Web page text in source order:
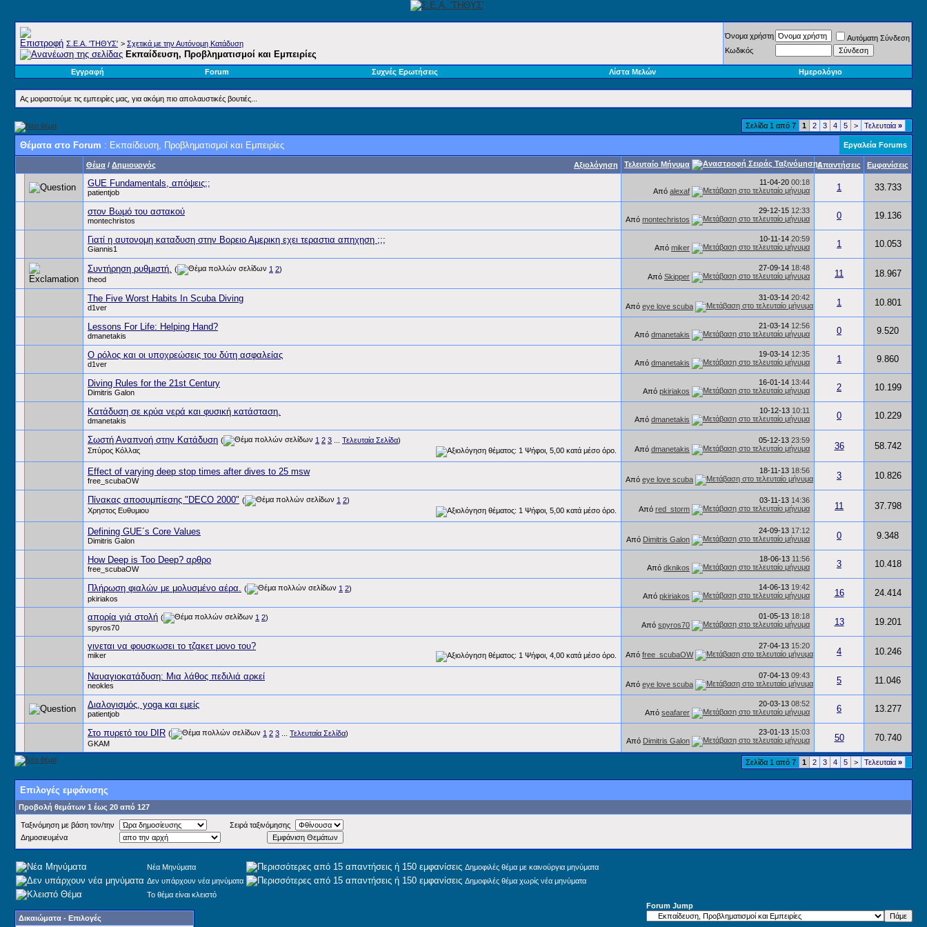
Σ.E.A. 'ΤΗΘΥΣ' > Σχετικά με την Αυτόνομη Κατάδυση
Εκπαίδευση, Προβληματισμοί και Εμπειρίες
Όνομα χρήστη
Αυτόματη Σύνδεση
Κωδικός
Εγγραφή Forum Συχνές Ερωτήσεις Λίστα Μελών Ημερολόγιο
Ας μοιραστούμε τις εμπειρίες μας, για ακόμη πιο απολαυστικές βουτιές...
Σελίδα 1 από 7 1 2 3 4 5 > Τελευταία »
Θέματα στο Forum : Εκπαίδευση, Προβληματισμοί και Εμπειρίες Εργαλεία Forums
Αξιολόγηση
Θέμα / Δημιουργός Τελευταίο Μήνυμα Απαντήσεις Εμφανίσεις
GUE Fundamentals, απόψεις;;
patientjob
11-04-20 00:18
Από alexaf 1 33.733
στον Βωμό του αστακού
montechristos
29-12-15 12:33
Από montechristos 0 19.136
Γιατί η αυτονομη καταδυση στην Βορειο Αμερικη εχει τεραστια απηχηση ;;;
Giannis1
10-11-14 20:59
Από miker 1 10.053
Συντήρηση ρυθμιστή. ( 1 2)
theod
27-09-14 18:48
Από Skipper 11 18.967
The Five Worst Habits In Scuba Diving
d1ver
31-03-14 20:42
Από eye love scuba 1 10.801
Lessons For Life: Helping Hand?
dmanetakis
21-03-14 12:56
Από dmanetakis 0 9.520
Ο ρόλος και οι υποχρεώσεις του δύτη ασφαλείας
d1ver
19-03-14 12:35
Από dmanetakis 1 9.860
Diving Rules for the 21st Century
Dimitris Galon
16-01-14 13:44
Από pkiriakos 2 10.199
Kατάδυση σε κρύα νερά και φυσική κατάσταση.
dmanetakis
10-12-13 10:11
Από dmanetakis 0 10.229
Σωστή Αναπνοή στην Κατάδυση ( 1 2 3 Τελευταία Σελίδα)
Σπύρος Κόλλας
05-12-13 23:59
Από dmanetakis 36 58.742
Effect of varying deep stop times after dives to 25 msw
free_scubaOW
18-11-13 18:56
Από eye love scuba 3 10.826
Πίνακας αποσυμπίεσης "DECO 2000" ( 1 2)
Χρηστος Ευθυμιου
03-11-13 14:36
Από red_storm 11 37.798
Defining GUE´s Core Values
Dimitris Galon
24-09-13 17:12
Από Dimitris Galon 0 9.348
How Deep is Too Deep? αρθρο
free_scubaOW
18-06-13 11:56
Από dknikos 3 10.418
Πλήρωση φιαλών με μολυσμένο αέρα. ( 1 2)
pkiriakos
14-06-13 19:42
Από pkiriakos 16 24.414
απορία γιά στολή ( 1 2)
spyros70
01-05-13 18:18
Από spyros70 13 19.201
γινεται να φουσκωσει το τζακετ μονο του?
miker
27-04-13 15:20
Από free_scubaOW 4 10.246
Ναυαγιοκατάδυση: Μια λάθος πεδιλιά αρκεί
neokles
07-04-13 09:43
Από eye love scuba 5 11.046
Διαλογισμός, yoga και εμείς
patientjob
20-03-13 08:52
Από seafarer 6 13.277
Στο πυρετό του DIR ( 1 2 3 Τελευταία Σελίδα)
GKAM
23-01-13 15:03
Από Dimitris Galon 50 70.740
Σελίδα 1 από 7 1 2 3 4 5 > Τελευταία »
Επιλογές εμφάνισης
Προβολή θεμάτων 1 έως 20 από 127
Ταξινόμηση με βάση τον/την
Σειρά ταξινόμησης
Δημοσιευμένα
Νέα Μηνύματα
Δημοφιλές θέμα με καινούργια μηνύματα
Δεν υπάρχουν νέα μηνύματα
Δημοφιλές θέμα χωρίς νέα μηνύματα
Το θέμα είναι κλειστό
Δικαιώματα - Επιλογές
Forum Jump